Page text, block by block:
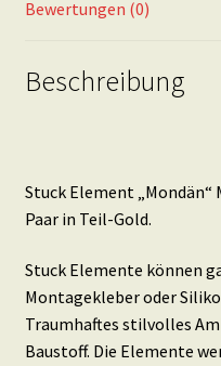
Gold
Bewertungen (0)
Beschreibung
Stuck Element „Mondän“
Paar in Teil-Gold.
Stuck Elemente können
Montagekleber oder
Traumhaftes stilvolles
Baustoff. Die Elemente